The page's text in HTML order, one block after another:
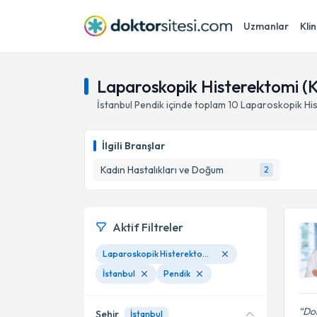
Uzmanlar
Laparoskopik Histerektomi
İstanbul Pendikiçinde toplam 10 Laparoskopik
İlgili Branşlar
Kadın Hastalıkları ve Doğum
2
Aktif Filtreler
Laparoskopik Histerektomi (Kapalı Yöntemle Rahim Alınması)
İstanbul
Pendik
Şehir İstanbul